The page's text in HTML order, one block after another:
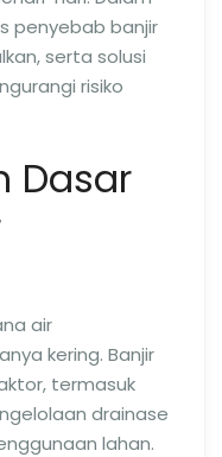
penyebab banjir
serta solusi
risiko
Dasar
air
kering. Banjir
termasuk
drainase
lahan.